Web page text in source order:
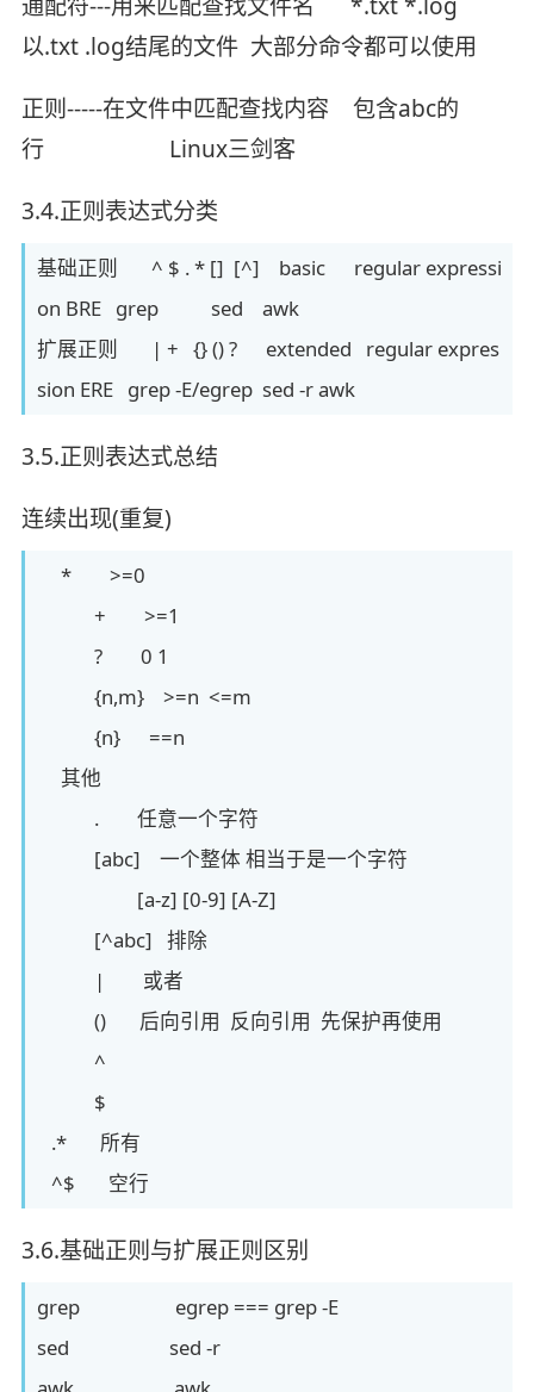
通配符---用来匹配查找文件名 *.txt *.log
以.txt .log结尾的文件 大部分命令都可以使用
正则-----在文件中匹配查找内容 包含abc的
行 Linux三剑客
3.4.正则表达式分类
基础正则 ^ $ . * [] [^] basic regular expressi
on BRE grep sed awk
扩展正则 | + {} () ? extended regular expres
sion ERE grep -E/egrep sed -r awk
3.5.正则表达式总结
连续出现(重复)
* >=0
+ >=1
? 0 1
{n,m} >=n <=m
{n} ==n
其他
. 任意一个字符
[abc] 一个整体 相当于是一个字符
[a-z] [0-9] [A-Z]
[^abc] 排除
| 或者
() 后向引用 反向引用 先保护再使用
^
$
.* 所有
^$ 空行
3.6.基础正则与扩展正则区别
grep egrep === grep -E
sed sed -r